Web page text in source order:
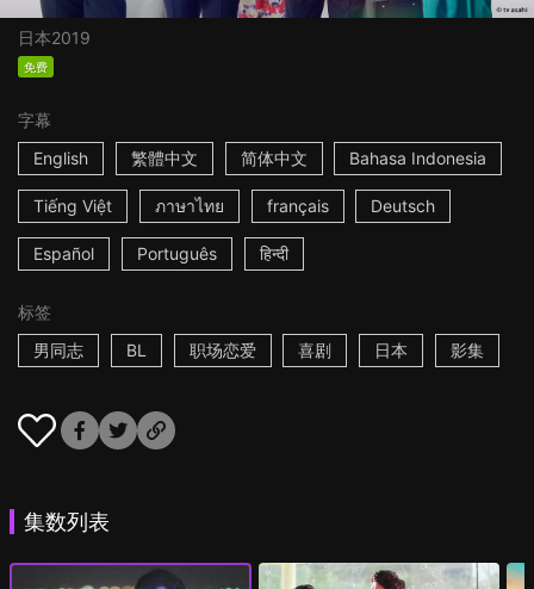
日本2019
免费
字幕
English
繁體中文 简体中文 Bahasa Indonesia
Tiếng Việt ภาษาไทย français Deutsch
Español Português हिन्दी
标签
男同志
BL 职场恋爱 喜剧 日本 影集
集数列表